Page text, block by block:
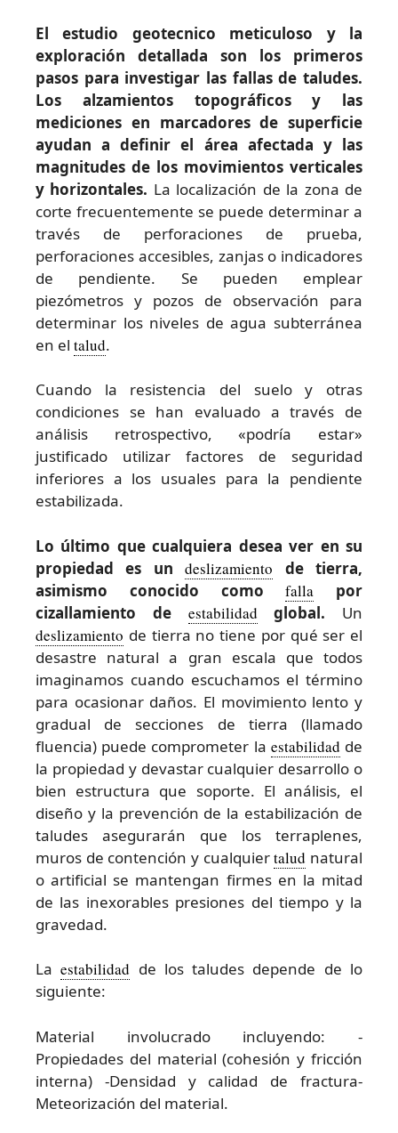
El estudio geotecnico meticuloso y la
exploración detallada son los primeros
pasos para investigar las fallas de taludes.
Los alzamientos topográficos y las
mediciones en marcadores de superficie
ayudan a definir el área afectada y las
magnitudes de los movimientos verticales
y horizontales. La localización de la zona de
corte frecuentemente se puede determinar a
través de perforaciones de prueba,
perforaciones accesibles, zanjas o indicadores
de pendiente. Se pueden emplear
piezómetros y pozos de observación para
determinar los niveles de agua subterránea
en el talud.
Cuando la resistencia del suelo y otras
condiciones se han evaluado a través de
análisis retrospectivo, «podría estar»
justificado utilizar factores de seguridad
inferiores a los usuales para la pendiente
estabilizada.
Lo último que cualquiera desea ver en su
propiedad es undeslizamiento de tierra,
asimismo conocido comofalla por
cizallamiento de estabilidad global. Un
deslizamiento de tierra no tiene por qué ser el
desastre natural a gran escala que todos
imaginamos cuando escuchamos el término
para ocasionar daños. El movimiento lento y
gradual de secciones de tierra (llamado
fluencia) puede comprometer la estabilidad de
la propiedad y devastar cualquier desarrollo o
bien estructura que soporte. El análisis, el
diseño y la prevención de la estabilización de
taludes asegurarán que los terraplenes,
muros de contención y cualquiertalud natural
o artificial se mantengan firmes en la mitad
de las inexorables presiones del tiempo y la
gravedad.
Laestabilidad de los taludes depende de lo
siguiente:
Material involucrado incluyendo: -
Propiedades del material (cohesión y fricción
interna) -Densidad y calidad de fractura-
Meteorización del material.